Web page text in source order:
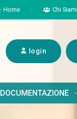
Home Chi
login
DOCUMENTAZIONE